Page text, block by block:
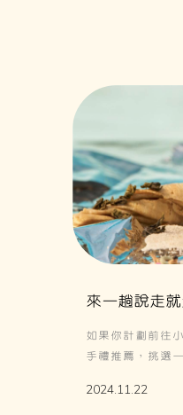
來一趟說走
略：從交通
如果你計劃前往
手禮推薦，挑選
香酥可口的小琉
2024.11.22